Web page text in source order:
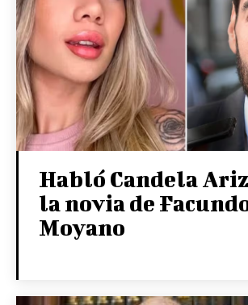
Habló Candela
la novia de
Moyano